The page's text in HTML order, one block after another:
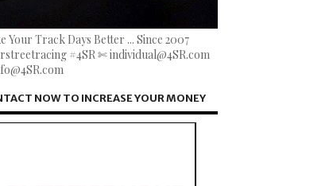
Your Track Days Better ... Since 2007
#4SR ✄ individual@4SR.com
NOW TO INCREASE YOUR MONEY